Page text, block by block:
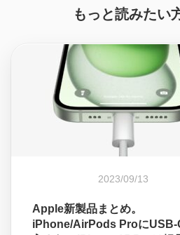
もっと読みたい
2023/09/13
Apple新製品まとめ。
iPhone/AirPods ProにUSB-